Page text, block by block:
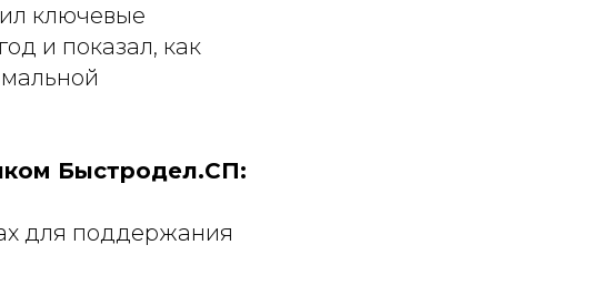
ключевые
и показал, как
Быстродел.СП:
для поддержания